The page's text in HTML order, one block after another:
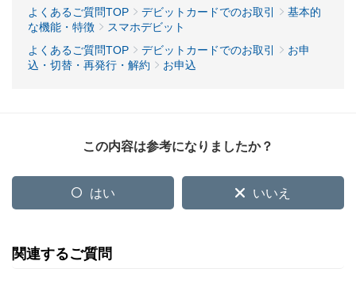
よくあるご質問TOP デビットカードでのお取引
基本的
な機能・特徴
スマホデビット
よくあるご質問TOP
デビットカードでのお取引
お申
込・切替・再発行・解約
お申込
この内容は参考になりましたか？
はい いいえ
関連するご質問